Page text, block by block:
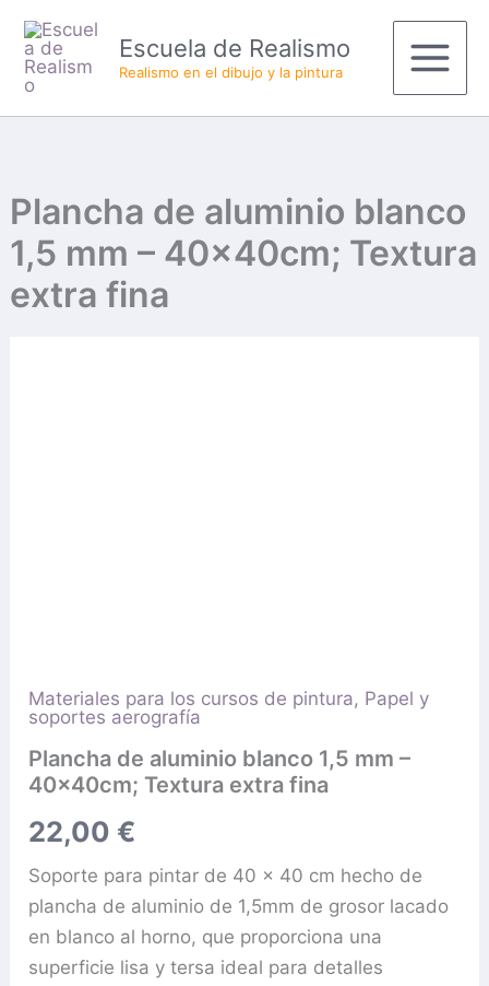
contenido
Escuela de Realismo
Realismo en el dibujo y la pintura
Main
Menu
Plancha de aluminio blanco
1,5 mm – 40x40cm; Textura
extra fina
Materiales para los cursos de pintura, Papel y
soportes aerografía
Plancha de aluminio blanco 1,5 mm –
40x40cm; Textura extra fina
22,00 €
Soporte para pintar de 40 x 40 cm hecho de
plancha de aluminio de 1,5mm de grosor lacado
en blanco al horno, que proporciona una
superficie lisa y tersa ideal para detalles